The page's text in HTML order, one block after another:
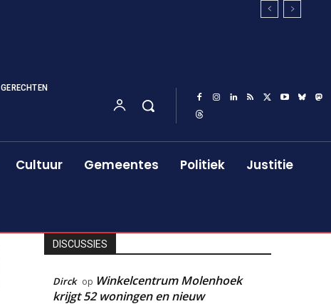
GERECHTEN
Cultuur Gemeentes Politiek Justitie
DISCUSSIES
Dirck op Winkelcentrum Molenhoek
krijgt 52 woningen en nieuw